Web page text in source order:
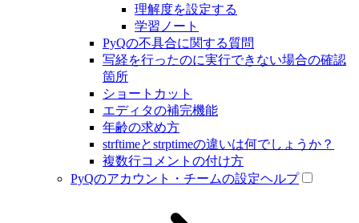
理解度を設定する
学習ノート
PyQの不具合に関する質問
写経を行ったのに実行できない場合の確認
箇所
ショートカット
エディタの補完機能
年齢の求め方
strftimeとstrptimeの違いは何でしょうか？
複数行コメントの付け方
PyQのアカウント・チームの設定ヘルプ